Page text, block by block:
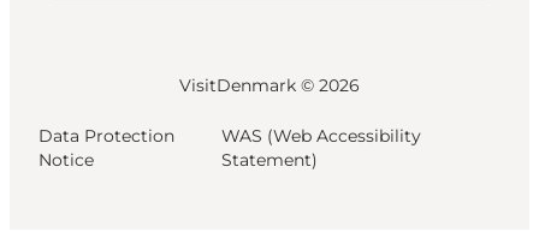
VisitDenmark © 2026
Data Protection
Notice
WAS (Web Accessibility
Statement)